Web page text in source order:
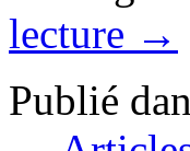
lecture →
Publié